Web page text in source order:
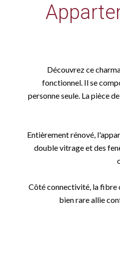
Découvrez ce
fonctionnel. Il se
personne seule. La pièce
Entièrement rénové,
double vitrage et des
Côté connectivité, la fibre
bien rare allie